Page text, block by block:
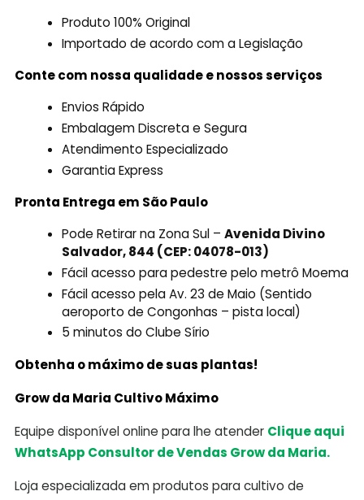
Produto 100% Original
Importado de acordo com a Legislação
Conte com nossa qualidade e nossos serviços
Envios Rápido
Embalagem Discreta e Segura
Atendimento Especializado
Garantia Express
Pronta Entrega em São Paulo
Pode Retirar na Zona Sul –Avenida Divino
Salvador, 844 (CEP: 04078-013)
Fácil acesso para pedestre pelo metrô Moema
Fácil acesso pela Av. 23 de Maio (Sentido
aeroporto de Congonhas – pista local)
5 minutos do Clube Sírio
Obtenha o máximo de suas plantas!
Grow da Maria Cultivo Máximo
Equipe disponível online para lhe atender Clique aqui
WhatsApp Consultor de Vendas Grow da Maria.
Loja especializada em produtos para cultivo de